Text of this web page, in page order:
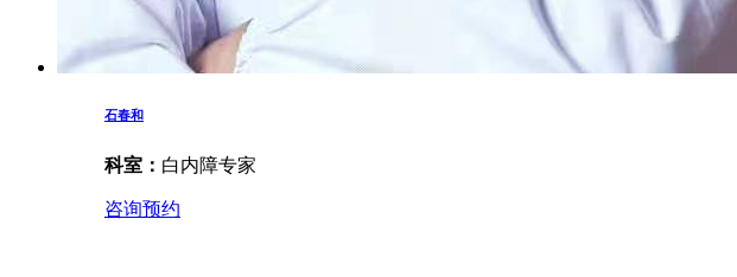
石春和
科室： 白内障专家
咨询预约